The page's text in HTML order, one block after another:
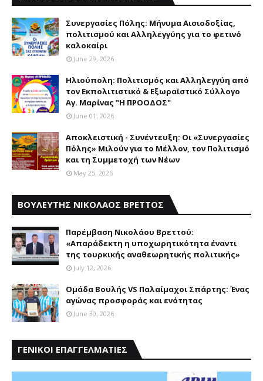
Συνεργασίες Πόλης: Mήνυμα Aισιοδοξίας,
πολιτισμού και Aλληλεγγύης για το φετινό
καλοκαίρι
June 29, 2026
Ηλιούπολη: Πολιτισμός και Aλληλεγγύη από
τον Εκπολιτιστικό & Εξωραϊστικό Σύλλογο
Αγ. Μαρίνας "Η ΠΡΟΟΔΟΣ"
June 01, 2026
Αποκλειστική - Συνέντευξη: Οι «Συνεργασίες
Πόλης» Μιλούν για το Μέλλον, τον Πολιτισμό
και τη Συμμετοχή των Νέων
May 25, 2026
ΒΟΥΛΕΥΤΗΣ ΝΙΚΟΛΑΟΣ ΒΡΕΤΤΟΣ
Παρέμβαση Nικολάου Bρεττού:
«Aπαράδεκτη η υποχωρητικότητα έναντι
της τουρκικής αναθεωρητικής πολιτικής»
July 12, 2026
Ομάδα Βουλής VS Παλαίμαχοι Σπάρτης: Ένας
αγώνας προσφοράς και ενότητας
June 30, 2026
ΓΕΝΙΚΟΙ ΕΠΑΓΓΕΛΜΑΤΙΕΣ